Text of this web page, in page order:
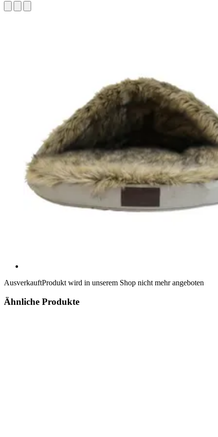
AusverkauftProdukt wird in unserem Shop nicht mehr angeboten
Ähnliche Produkte